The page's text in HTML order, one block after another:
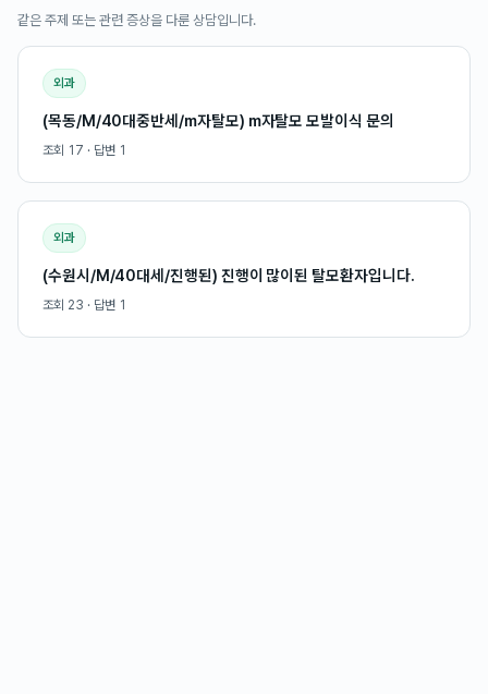
같은 주제 또는 관련 증상을 다룬 상담입니다.
외과
(목동/M/40대중반세/m자탈모) m자탈모 모발이식 문의
조회 17 · 답변 1
외과
(수원시/M/40대세/진행된) 진행이 많이된 탈모환자입니다.
조회 23 · 답변 1